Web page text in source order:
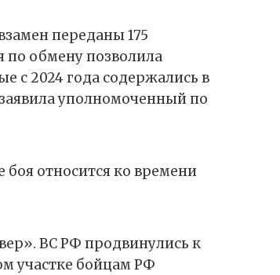
переданы 175
обмену позволила
с 2024 года содержались в
уполномоченный по
относится ко времени
ВС РФ продвинулись к
участке бойцам РФ